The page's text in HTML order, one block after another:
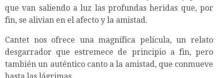
que van saliendo a luz las profundas heridas que, por
fin, se alivian en el afecto y la amistad.
Cantet nos ofrece una magnífica película, un relato
desgarrador que estremece de principio a fin, pero
también un auténtico canto a la amistad, que conmueve
hasta las lágrimas.